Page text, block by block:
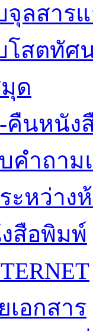
จุลสาร
โสตทัศ
ด
คืนหนัง
คำถา
ะหว่าง
สือพิมพ์
เอกสาร